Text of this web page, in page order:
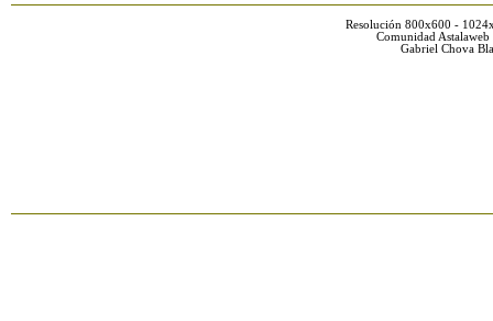
Resolución 800x600 -
Comunidad
Gabriel Chova